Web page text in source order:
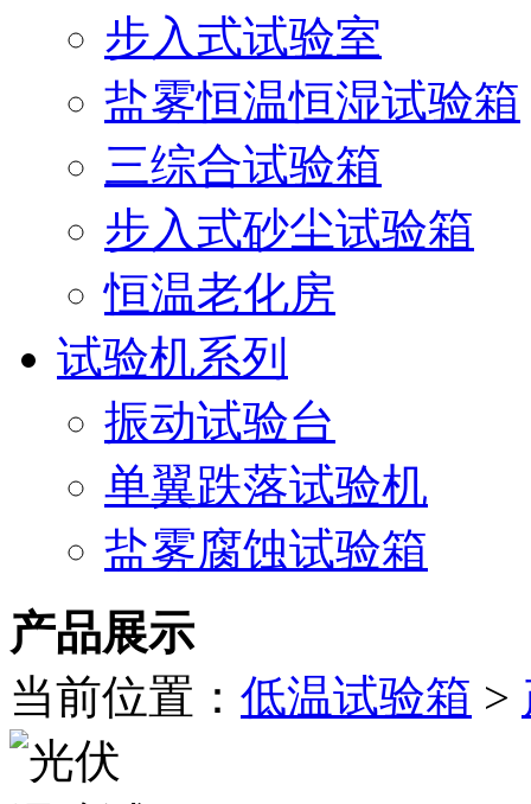
步入式试验室
盐雾恒温恒湿试验箱
三综合试验箱
步入式砂尘试验箱
恒温老化房
试验机系列
振动试验台
单翼跌落试验机
盐雾腐蚀试验箱
产品展示
当前位置： 低温试验箱 >